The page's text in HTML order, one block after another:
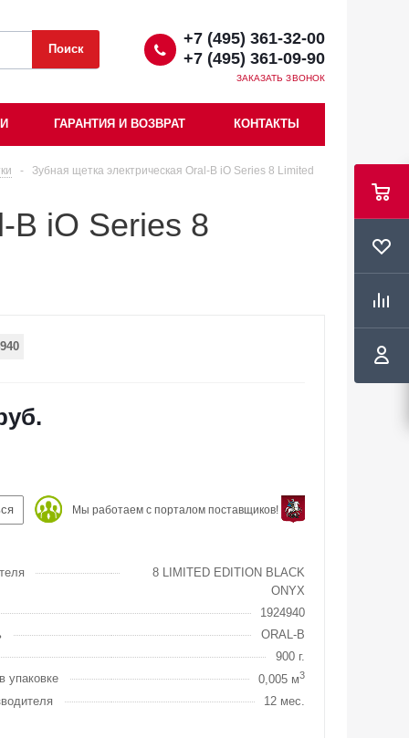
+7 (495) 361-32-00
+7 (495) 361-09-90
ЗАКАЗАТЬ ЗВОНОК
ГАРАНТИЯ И ВОЗВРАТ КОНТАКТЫ
-
Зубная щетка электрическая Oral-B iO Series 8 Limited
B iO Series 8
Мы работаем с порталом поставщиков!
8 LIMITED EDITION BLACK
ONYX
1924940
ORAL-B
900 г.
упаковке
0,005 м3
12 мес.